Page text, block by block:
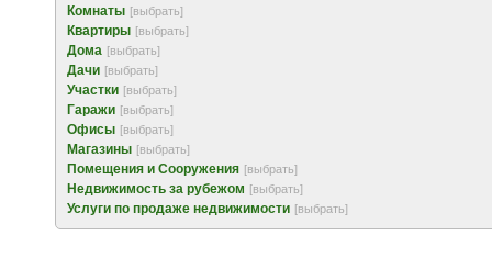
Комнаты [выбрать]
Квартиры [выбрать]
Дома [выбрать]
Дачи [выбрать]
Участки [выбрать]
Гаражи [выбрать]
Офисы [выбрать]
Магазины [выбрать]
Помещения и Сооружения [выбрать]
Недвижимость за рубежом [выбрать]
Услуги по продаже недвижимости [выбрать]